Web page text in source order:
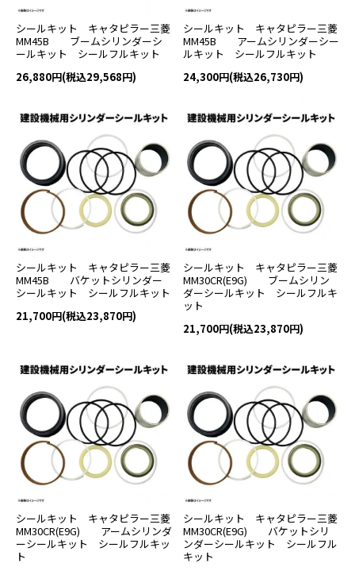
シールキット キャタピラー三菱
MM45B ブームシリンダーシ
ールキット シールフルキット
26,880円(税込29,568円)
シールキット キャタピラー三菱
MM45B アームシリンダーシー
ルキット シールフルキット
24,300円(税込26,730円)
シールキット キャタピラー三菱
MM45B バケットシリンダー
シールキット シールフルキット
21,700円(税込23,870円)
シールキット キャタピラー三菱
MM30CR(E9G) ブームシリン
ダーシールキット シールフルキ
ット
21,700円(税込23,870円)
シールキット キャタピラー三菱
MM30CR(E9G) アームシリンダ
ーシールキット シールフルキッ
ト
シールキット キャタピラー三菱
MM30CR(E9G) バケットシリ
ンダーシールキット シールフル
キット